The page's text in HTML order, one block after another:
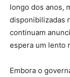
longo dos anos,
disponibilizadas
continuam
espera um lento
Embora o